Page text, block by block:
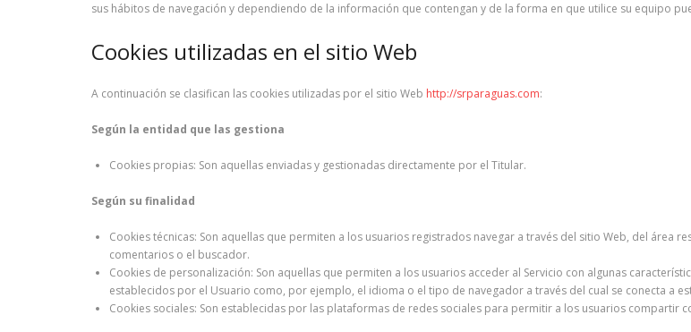
sus hábitos de navegación y dependiendo de la información que contengan y de la forma en que utilice su equipo
Cookies utilizadas en el sitio Web
A continuación se clasifican las cookies utilizadas por el sitio Web http://srparaguas.com:
Según la entidad que las gestiona
Cookies propias: Son aquellas enviadas y gestionadas directamente por el Titular.
Según su finalidad
Cookies técnicas: Son aquellas que permiten a los usuarios registrados navegar a través del sitio Web, del área
comentarios o el buscador.
Cookies de personalización: Son aquellas que permiten a los usuarios acceder al Servicio con algunas
establecidos por el Usuario como, por ejemplo, el idioma o el tipo de navegador a través del cual se conecta a
Cookies sociales: Son establecidas por las plataformas de redes sociales para permitir a los usuarios compartir